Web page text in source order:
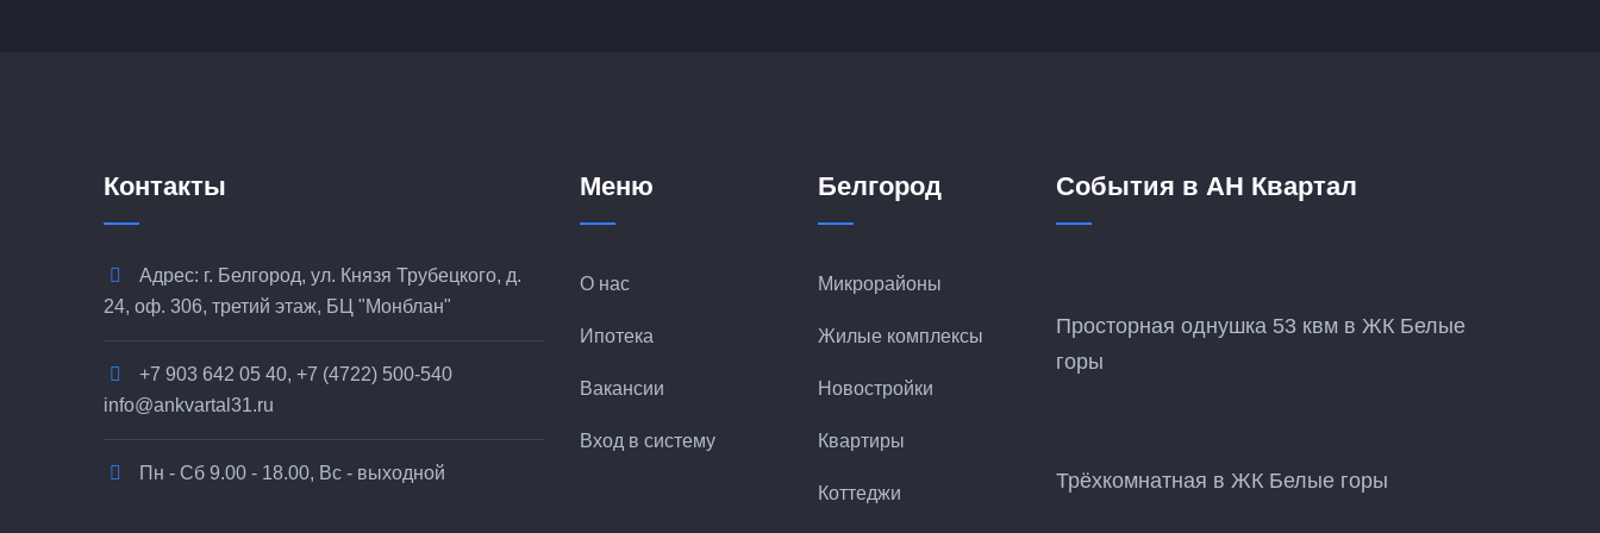
Контакты
Адрес: г. Белгород, ул. Князя Трубецкого, д.
24, оф. 306, третий этаж, БЦ "Монблан"
+7 903 642 05 40, +7 (4722) 500-540
info@ankvartal31.ru
Пн - Сб 9.00 - 18.00, Вс - выходной
Меню
О нас
Ипотека
Вакансии
Вход в систему
Белгород
Микрорайоны
Жилые комплексы
Новостройки
Квартиры
Коттеджи
События в АН Квартал
Просторная однушка 53 квм в ЖК Белые
горы
Трёхкомнатная в ЖК Белые горы